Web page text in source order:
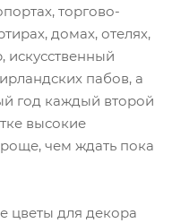
торгово-
домах, отелях,
искусственный
пабов, а
год каждый второй
высокие
чем ждать пока
цветы для декора